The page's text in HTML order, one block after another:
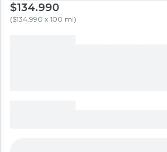
$134.990
($134.990 x 100 ml)